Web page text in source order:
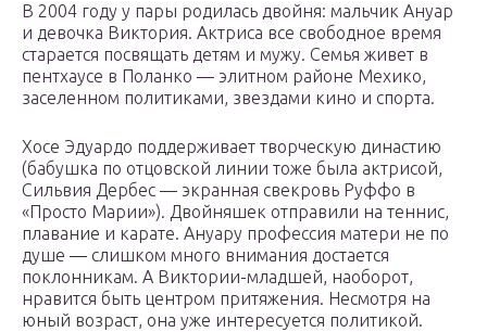
В 2004 году у пары родилась двойня: мальчик Ануар
и девочка Виктория. Актриса все свободное время
старается посвящать детям и мужу. Семья живет в
пентхаусе в Поланко — элитном районе Мехико,
заселенном политиками, звездами кино и спорта.
Хосе Эдуардо поддерживает творческую династию
(бабушка по отцовской линии тоже была актрисой,
Сильвия Дербес — экранная свекровь Руффо в
«Просто Марии»). Двойняшек отправили на теннис,
плавание и карате. Ануару профессия матери не по
душе — слишком много внимания достается
поклонникам. А Виктории-младшей, наоборот,
нравится быть центром притяжения. Несмотря на
юный возраст, она уже интересуется политикой.